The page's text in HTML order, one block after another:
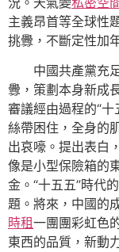
主義昂首等全球性
挑釁，不斷定性加
中國共產黨充
釁，策劃本身新成
審議經由過程的“十
絲帶困住，全身的
出哀嚎。提出表白
像是小型保險箱的
金。“十五五”時代
題。將來，中國的
時租一團團彩虹色
東西的品質，新動